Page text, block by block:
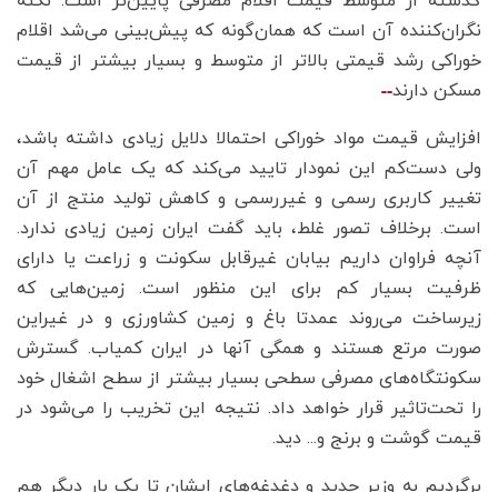
نگران‌‌‌کننده آن است که همان‌‌‌گونه که پیش‌بینی می‌‌‌شد اقلام
خوراکی رشد قیمتی بالاتر از متوسط و بسیار بیشتر از قیمت
مسکن دارند
افزایش قیمت مواد خوراکی احتمالا دلایل زیادی داشته باشد،
ولی دست‌‌‌کم این نمودار تایید می‌کند که یک عامل مهم آن
تغییر کاربری رسمی و غیررسمی و کاهش تولید منتج از آن
است. برخلاف تصور غلط، باید گفت ایران زمین زیادی ندارد.
آنچه فراوان داریم بیابان غیرقابل سکونت و زراعت یا دارای
ظرفیت بسیار کم برای این منظور است. زمین‌‌‌هایی که
زیرساخت می‌‌‌روند عمدتا باغ و زمین کشاورزی و در غیر‌این
صورت مرتع هستند و همگی آنها در ایران کمیاب. گسترش
سکونتگاه‌‌‌های مصرفی سطحی بسیار بیشتر از سطح اشغال خود
را تحت‌تاثیر قرار خواهد داد. نتیجه این تخریب را می‌شود در
قیمت گوشت و برنج و... دید.
برگردیم به وزیر جدید و دغدغه‌‌‌های ایشان تا یک بار دیگر هم